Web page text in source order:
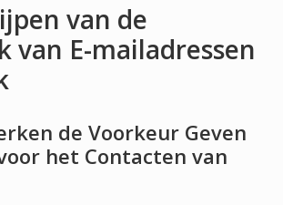
van de
van E-mailadressen
de Voorkeur Geven
het Contacten van